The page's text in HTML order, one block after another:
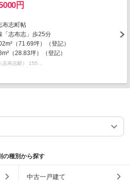
円
布志町帖
「志布志」歩25分
（71.69坪）（登記）
（28.83坪）（登記）
志布志駅） 155…
の種別から探す
中古一戸建て